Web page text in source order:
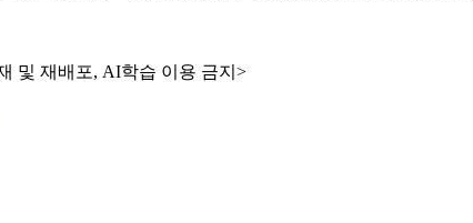
및 재배포, AI학습 이용 금지>